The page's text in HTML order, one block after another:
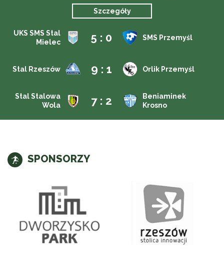
Szczegóły
UKS SMS Stal
Mielec
5 : 0 SMS Przemyśl
Stal Rzeszów 9 : 1 Orlik Przemyśl
Stal Stalowa
Wola
7 : 2
Beniaminek
Krosno
SPONSORZY